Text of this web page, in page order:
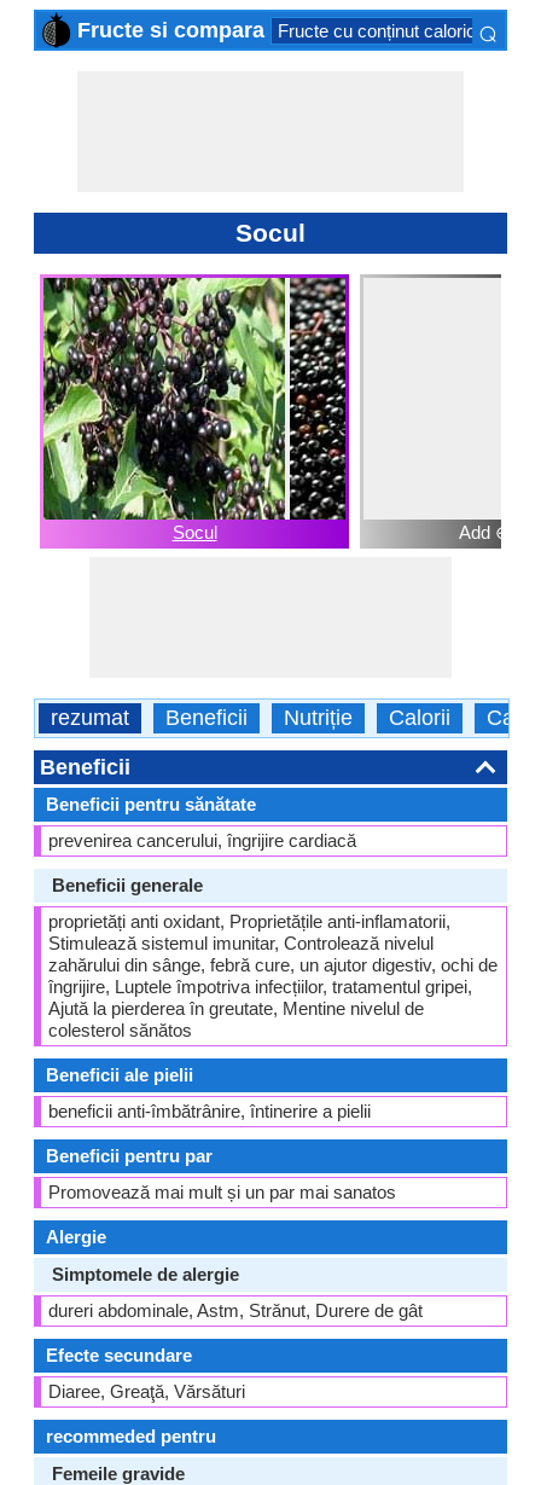
Fructe si compara Fructe cu conținut caloric scăzut
⌕
Socul
Socul Add ⊕
rezumat Beneficii Nutriție Calorii
Beneficii
Beneficii pentru sănătate
prevenirea cancerului, îngrijire cardiacă
Beneficii generale
proprietăți anti oxidant, Proprietățile anti-inflamatorii,
Stimulează sistemul imunitar, Controlează nivelul
zahărului din sânge, febră cure, un ajutor digestiv, ochi de
îngrijire, Luptele împotriva infecțiilor, tratamentul gripei,
Ajută la pierderea în greutate, Mentine nivelul de
colesterol sănătos
Beneficii ale pielii
beneficii anti-îmbătrânire, întinerire a pielii
Beneficii pentru par
Promovează mai mult și un par mai sanatos
Alergie
Simptomele de alergie
dureri abdominale, Astm, Strănut, Durere de gât
Efecte secundare
Diaree, Greaţă, Vărsături
recommeded pentru
Femeile gravide